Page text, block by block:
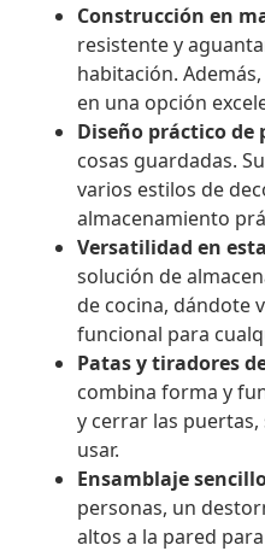
Construcción en
resistente y
habitación.
en una opción
Diseño práctico de
cosas guardadas.
varios estilos de
almacenamiento
Versatilidad en
solución de
de cocina, dándote
funcional para
Patas y tiradores
combina forma y
y cerrar las
usar.
Ensamblaje
personas, un
altos a la pared